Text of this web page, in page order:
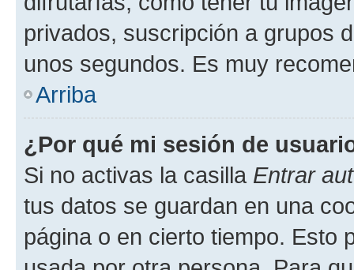
privados, suscripción a grupos
unos segundos. Es muy
Arriba
¿Por qué mi sesión de
Si no activas la casilla Entrar
tus datos se guardan en una
página o en cierto tiempo. Esto